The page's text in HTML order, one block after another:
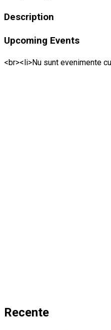
Description
Upcoming Events
<br><li>Nu sunt evenimente
Recente